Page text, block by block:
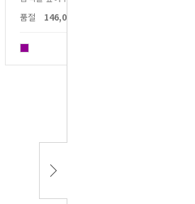
품절
146,000원